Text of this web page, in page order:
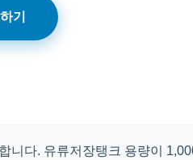
기
다. 유류저장탱크 용량이